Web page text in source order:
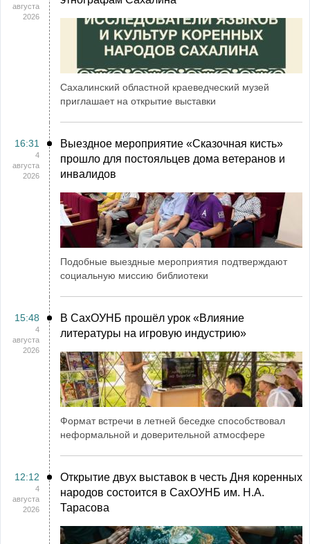
августа
2026
Сахалинский областной краеведческий музей
приглашает на открытие выставки
16:31
4
августа
2026
Выездное мероприятие «Сказочная кисть»
прошло для постояльцев дома ветеранов и
инвалидов
Подобные выездные мероприятия подтверждают
социальную миссию библиотеки
15:48
4
августа
2026
В СахОУНБ прошёл урок «Влияние
литературы на игровую индустрию»
Формат встречи в летней беседке способствовал
неформальной и доверительной атмосфере
12:12
4
августа
2026
Открытие двух выставок в честь Дня коренных
народов состоится в СахОУНБ им. Н.А.
Тарасова